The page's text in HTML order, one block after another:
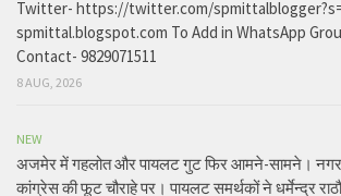
Twitter- https://twitter.com/
spmittal.blogspot.com To Add in WhatsApp
Contact- 9829071511
8 AUG, 2026
NEW
अजमेर में गहलोत और पायलट गुट फिर आमने-सामने। नगर
कांग्रेस की फूट चौराहे पर। पायलट समर्थकों ने धर्मेन्द्र